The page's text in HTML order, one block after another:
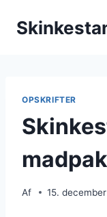
OPSKRIFTER
Af 15.